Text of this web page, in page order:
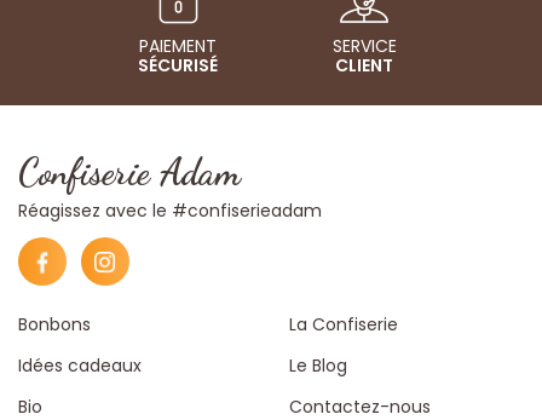
PAIEMENT
SÉCURISÉ
SERVICE
CLIENT
Confiserie Adam
Réagissez avec le #confiserieadam
Bonbons
Idées cadeaux
Bio
La Confiserie
Le Blog
Contactez-nous